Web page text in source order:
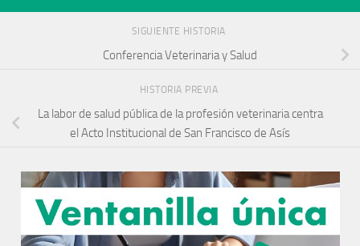
SIGUIENTE HISTORIA
Conferencia Veterinaria y Salud
HISTORIA PREVIA
La labor de salud pública de la profesión veterinaria centra
el Acto Institucional de San Francisco de Asís